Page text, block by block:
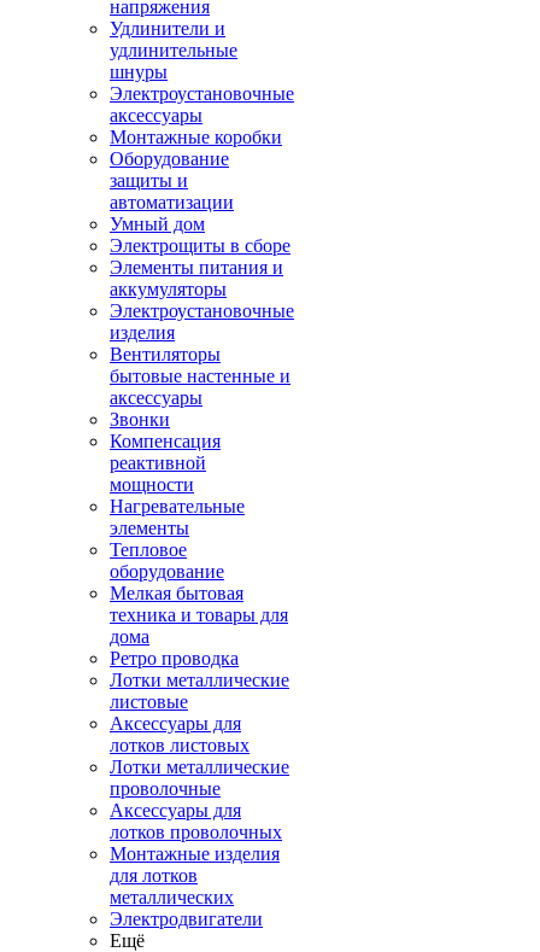
напряжения
Удлинители и
удлинительные
шнуры
Электроустановочные
аксессуары
Монтажные коробки
Оборудование
защиты и
автоматизации
Умный дом
Электрощиты в сборе
Элементы питания и
аккумуляторы
Электроустановочные
изделия
Вентиляторы
бытовые настенные и
аксессуары
Звонки
Компенсация
реактивной
мощности
Нагревательные
элементы
Тепловое
оборудование
Мелкая бытовая
техника и товары для
дома
Ретро проводка
Лотки металлические
листовые
Аксессуары для
лотков листовых
Лотки металлические
проволочные
Аксессуары для
лотков проволочных
Монтажные изделия
для лотков
металлических
Электродвигатели
Ещё